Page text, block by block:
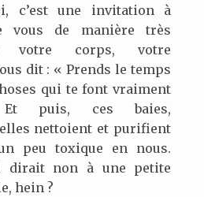
c’est une invitation à
vous de manière très
votre corps, votre
dit : « Prends le temps
qui te font vraiment
puis, ces baies,
nettoient et purifient
peu toxique en nous.
dirait non à une petite
hein ?